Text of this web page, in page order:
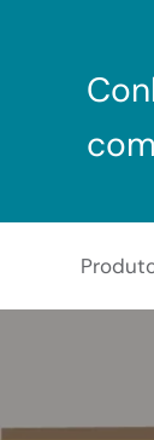
Aplicativo